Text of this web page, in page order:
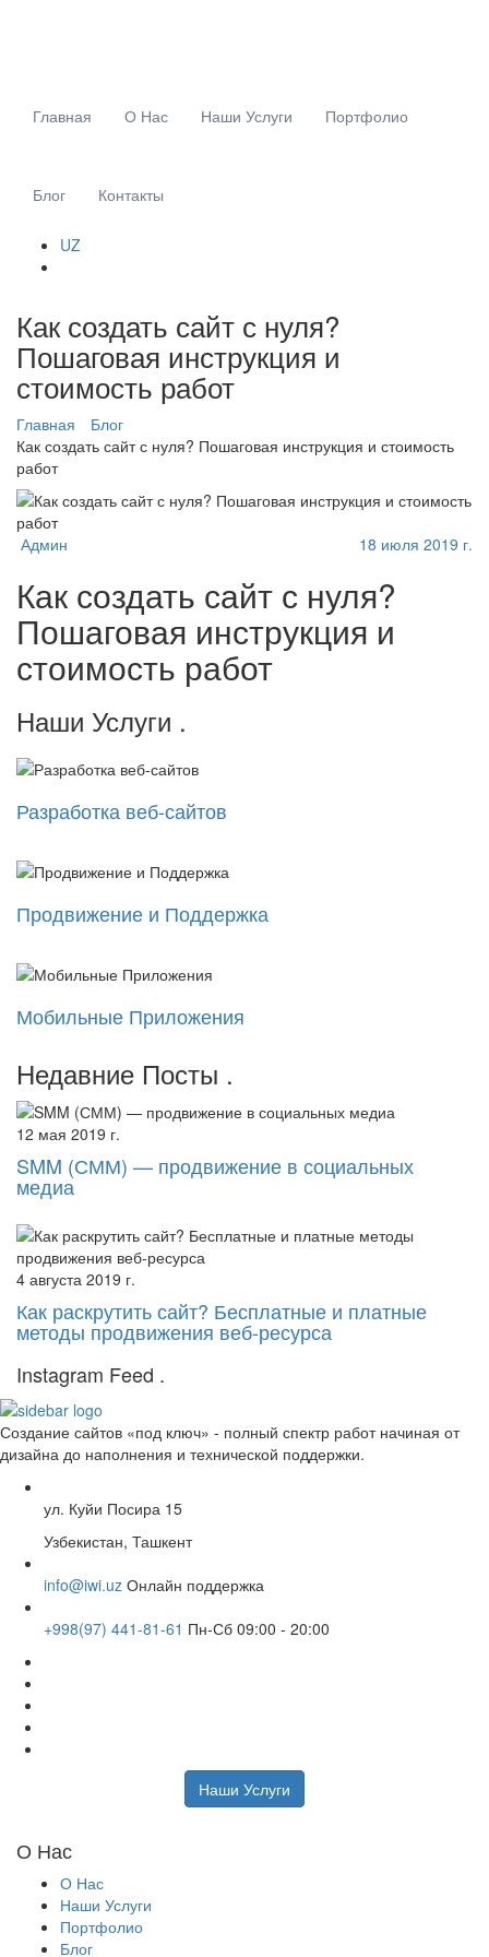
Главная О Нас Наши Услуги Портфолио
Блог Контакты
UZ
Как создать сайт с нуля?
Пошаговая инструкция и
стоимость работ
Главная
Блог
Как создать сайт с нуля? Пошаговая инструкция и стоимость
работ
Админ 18 июля 2019 г.
Как создать сайт с нуля?
Пошаговая инструкция и
стоимость работ
Наши Услуги .
Разработка веб-сайтов
Продвижение и Поддержка
Мобильные Приложения
Недавние Посты .
12 мая 2019 г.
SMM (СММ) — продвижение в социальных
медиа
4 августа 2019 г.
Как раскрутить сайт? Бесплатные и платные
методы продвижения веб-ресурса
Instagram Feed .
Создание сайтов «под ключ» - полный спектр работ начиная от
дизайна до наполнения и технической поддержки.
ул. Куйи Посира 15
Узбекистан, Ташкент
info@iwi.uz Онлайн поддержка
+998(97) 441-81-61 Пн-Сб 09:00 - 20:00
Наши Услуги
О Нас
О Нас
Наши Услуги
Портфолио
Блог